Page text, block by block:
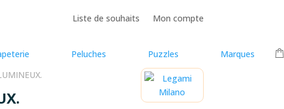
Liste de souhaits Mon compte
Peluches Puzzles
Marques